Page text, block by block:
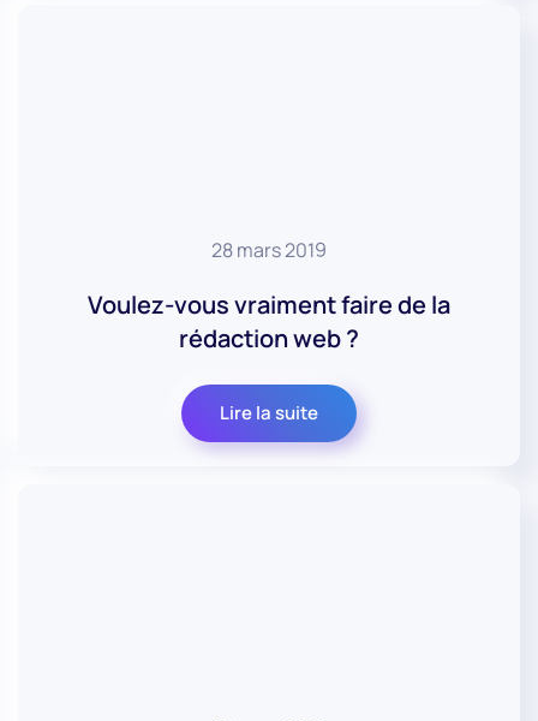
28 mars 2019
Voulez-vous vraiment faire de la
rédaction web ?
Lire la suite